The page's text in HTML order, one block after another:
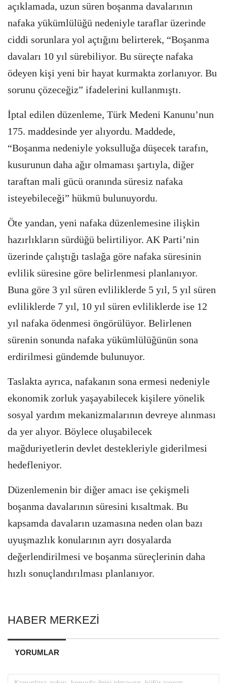
açıklamada, uzun süren boşanma davalarının
nafaka yükümlülüğü nedeniyle taraflar üzerinde
ciddi sorunlara yol açtığını belirterek, “Boşanma
davaları 10 yıl sürebiliyor. Bu süreçte nafaka
ödeyen kişi yeni bir hayat kurmakta zorlanıyor. Bu
sorunu çözeceğiz” ifadelerini kullanmıştı.
İptal edilen düzenleme, Türk Medeni Kanunu’nun
175. maddesinde yer alıyordu. Maddede,
“Boşanma nedeniyle yoksulluğa düşecek tarafın,
kusurunun daha ağır olmaması şartıyla, diğer
taraftan mali gücü oranında süresiz nafaka
isteyebileceği” hükmü bulunuyordu.
Öte yandan, yeni nafaka düzenlemesine ilişkin
hazırlıkların sürdüğü belirtiliyor. AK Parti’nin
üzerinde çalıştığı taslağa göre nafaka süresinin
evlilik süresine göre belirlenmesi planlanıyor.
Buna göre 3 yıl süren evliliklerde 5 yıl, 5 yıl süren
evliliklerde 7 yıl, 10 yıl süren evliliklerde ise 12
yıl nafaka ödenmesi öngörülüyor. Belirlenen
sürenin sonunda nafaka yükümlülüğünün sona
erdirilmesi gündemde bulunuyor.
Taslakta ayrıca, nafakanın sona ermesi nedeniyle
ekonomik zorluk yaşayabilecek kişilere yönelik
sosyal yardım mekanizmalarının devreye alınması
da yer alıyor. Böylece oluşabilecek
mağduriyetlerin devlet destekleriyle giderilmesi
hedefleniyor.
Düzenlemenin bir diğer amacı ise çekişmeli
boşanma davalarının süresini kısaltmak. Bu
kapsamda davaların uzamasına neden olan bazı
uyuşmazlık konularının ayrı dosyalarda
değerlendirilmesi ve boşanma süreçlerinin daha
hızlı sonuçlandırılması planlanıyor.
HABER MERKEZİ
YORUMLAR